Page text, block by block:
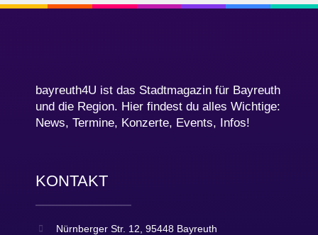
bayreuth4U ist das Stadtmagazin für Bayreuth
und die Region. Hier findest du alles Wichtige:
News, Termine, Konzerte, Events, Infos!
KONTAKT
Nürnberger Str. 12, 95448 Bayreuth